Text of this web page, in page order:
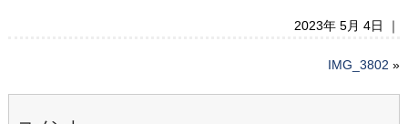
2023年 5月 4日 ｜
IMG_3802 »